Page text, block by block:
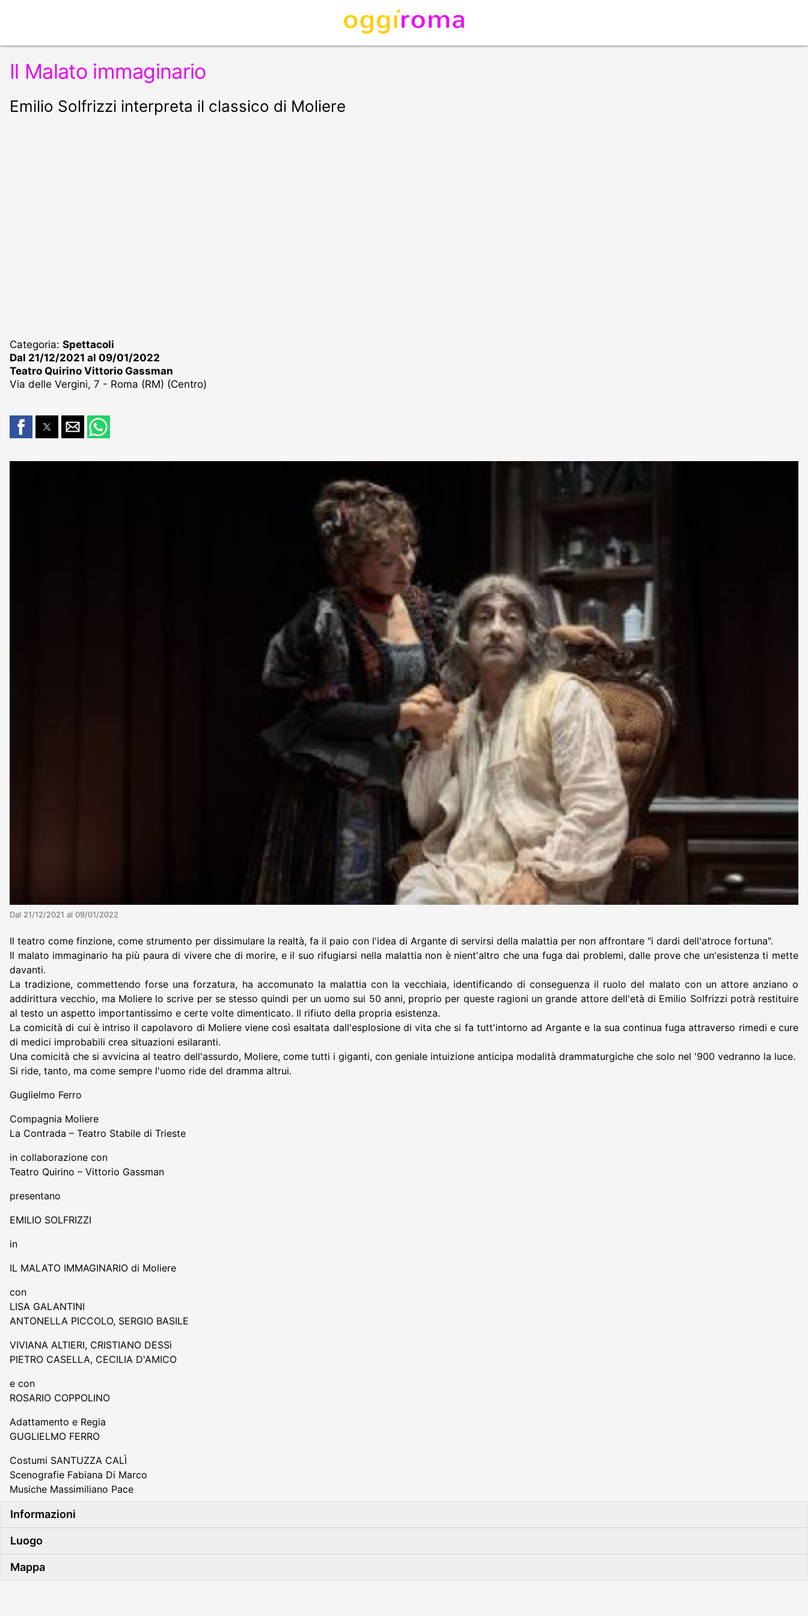
Il Malato immaginario
Emilio Solfrizzi interpreta il classico di Moliere
Categoria: Spettacoli
Dal 21/12/2021 al 09/01/2022
Teatro Quirino Vittorio Gassman
Via delle Vergini, 7 - Roma (RM) (Centro)
Dal 21/12/2021 al 09/01/2022
Il teatro come finzione, come strumento per dissimulare la realtà, fa il paio con l'idea di Argante di servirsi della malattia per non affrontare "i dardi dell'atroce fortuna".
Il malato immaginario ha più paura di vivere che di morire, e il suo rifugiarsi nella malattia non è nient'altro che una fuga dai problemi, dalle prove che un'esistenza ti mette
davanti.
La tradizione, commettendo forse una forzatura, ha accomunato la malattia con la vecchiaia, identificando di conseguenza il ruolo del malato con un attore anziano o
addirittura vecchio, ma Moliere lo scrive per se stesso quindi per un uomo sui 50 anni, proprio per queste ragioni un grande attore dell'età di Emilio Solfrizzi potrà restituire
al testo un aspetto importantissimo e certe volte dimenticato. Il rifiuto della propria esistenza.
La comicità di cui è intriso il capolavoro di Moliere viene così esaltata dall'esplosione di vita che si fa tutt'intorno ad Argante e la sua continua fuga attraverso rimedi e cure
di medici improbabili crea situazioni esilaranti.
Una comicità che si avvicina al teatro dell'assurdo, Moliere, come tutti i giganti, con geniale intuizione anticipa modalità drammaturgiche che solo nel '900 vedranno la luce.
Si ride, tanto, ma come sempre l'uomo ride del dramma altrui.
Guglielmo Ferro
Compagnia Moliere
La Contrada – Teatro Stabile di Trieste
in collaborazione con
Teatro Quirino – Vittorio Gassman
presentano
EMILIO SOLFRIZZI
in
IL MALATO IMMAGINARIO di Moliere
con
LISA GALANTINI
ANTONELLA PICCOLO, SERGIO BASILE
VIVIANA ALTIERI, CRISTIANO DESSì
PIETRO CASELLA, CECILIA D'AMICO
e con
ROSARIO COPPOLINO
Adattamento e Regia
GUGLIELMO FERRO
Costumi SANTUZZA CALÌ
Scenografie Fabiana Di Marco
Musiche Massimiliano Pace
Informazioni
Luogo
Mappa